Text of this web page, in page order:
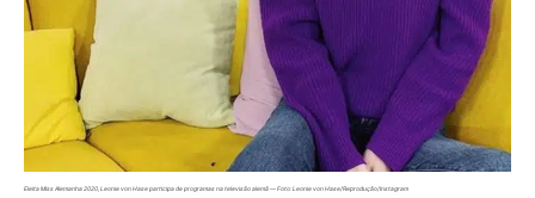
Eleita Miss Alemanha 2020, Leonie von Hase participa de programas na televisão alemã — Foto: Leonie von Hase/Reprodução/Instagram